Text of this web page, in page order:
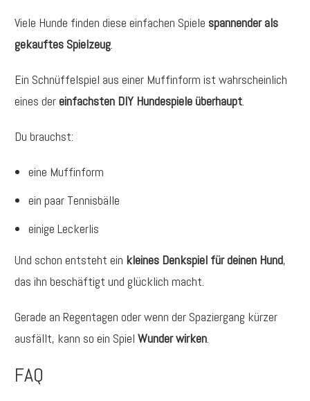
Viele Hunde finden diese einfachen Spiele spannender als
gekauftes Spielzeug.
Ein Schnüffelspiel aus einer Muffinform ist wahrscheinlich
eines dereinfachsten DIY Hundespiele überhaupt.
Du brauchst:
eine Muffinform
ein paar Tennisbälle
einige Leckerlis
Und schon entsteht ein kleines Denkspiel für deinen Hund,
das ihn beschäftigt und glücklich macht.
Gerade an Regentagen oder wenn der Spaziergang kürzer
ausfällt, kann so ein Spiel Wunder wirken.
FAQ